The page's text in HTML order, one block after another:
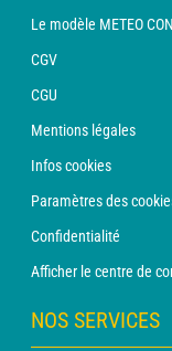
Le modèle METEO
CGV
CGU
Mentions légales
Infos cookies
Paramètres des
Confidentialité
Afficher le centre de
NOS SERVICES